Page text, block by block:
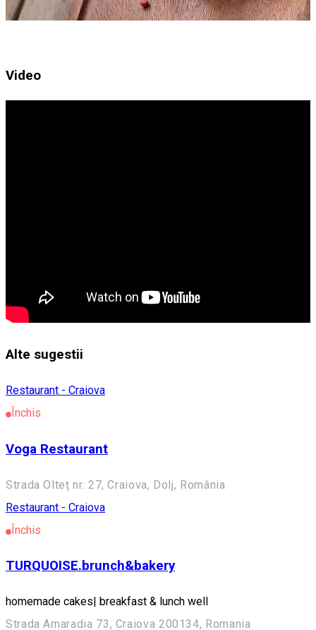
Video
Alte sugestii
Restaurant - Craiova
Închis
Voga Restaurant
Strada Olteț nr. 27, Craiova, Dolj, România
Restaurant - Craiova
Închis
TURQUOISE.brunch&bakery
homemade cakes| breakfast & lunch well
Strada Amaradia 73, Craiova 200134, Romania